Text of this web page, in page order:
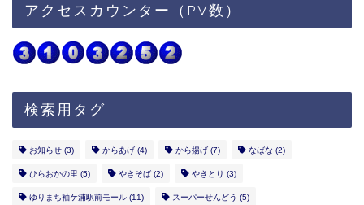
アクセスカウンター（PV数）
検索用タグ
お知らせ (3) からあげ (4) から揚げ (7) なばな (2)
ひらおかの里 (5) やきそば (2) やきとり (3)
ゆりまち袖ケ浦駅前モール (11) スーパーせんどう (5)